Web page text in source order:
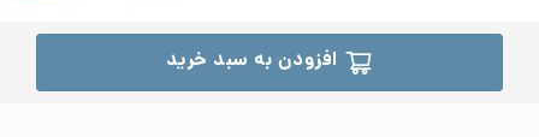
افزودن به سبد خرید